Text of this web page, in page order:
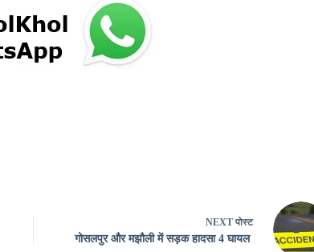
NEXT पोस्ट
गोसलपुर और मझौली में सड़क हादसा 4 घायल